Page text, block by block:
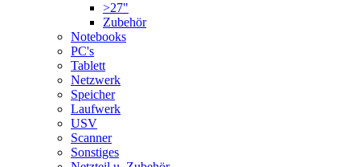
>27"
Zubehör
Notebooks
PC's
Tablett
Netzwerk
Speicher
Laufwerk
USV
Scanner
Sonstiges